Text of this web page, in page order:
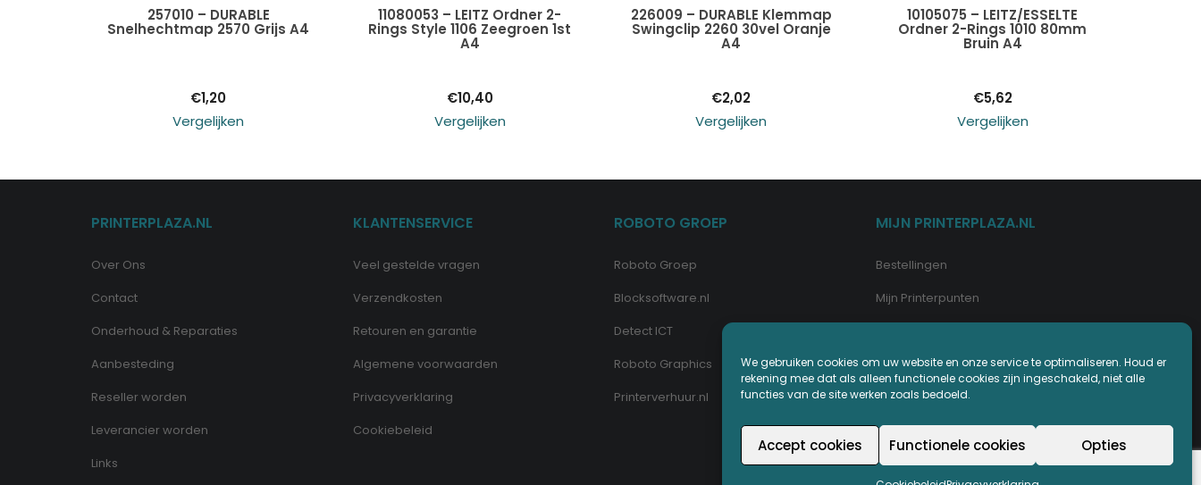
We gebruiken cookies om uw website en onze service te optimaliseren. Houd er
rekening mee dat als alleen functionele cookies zijn ingeschakeld, niet alle
functies van de site werken zoals bedoeld.
Accept cookies Functionele cookies Opties
Toevoegen aan
257010 – DURABLE
Snelhechtmap 2570 Grijs A4
€1,20
Vergelijken
Toevoegen aan
winkelwagen
11080053 – LEITZ Ordner 2-
Rings Style 1106 Zeegroen 1st
A4
€10,40
Vergelijken
Toevoegen aan
winkelwagen
226009 – DURABLE Klemmap
Swingclip 2260 30vel Oranje
A4
€2,02
Vergelijken
Toevoegen aan
winkelwagen
10105075 – LEITZ/ESSELTE
Ordner 2-Rings 1010 80mm
Bruin A4
€5,62
Vergelijken
PRINTERPLAZA.NL
Over Ons
Contact
Onderhoud & Reparaties
Aanbesteding
Reseller worden
Leverancier worden
Links
KLANTENSERVICE
Veel gestelde vragen
Verzendkosten
Retouren en garantie
Algemene voorwaarden
Privacyverklaring
Cookiebeleid
ROBOTO GROEP
Roboto Groep
Blocksoftware.nl
Detect ICT
Roboto Graphics
Printerverhuur.nl
MIJN PRINTERPLAZA.NL
Bestellingen
Mijn Printerpunten
Wachtwoord vergeten